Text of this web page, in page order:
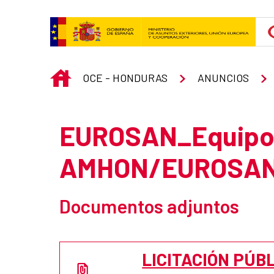
INICIO
OCE - HONDURAS ANUNCIOS
AMHON/
Documentos adjuntos
LICITACIÓN